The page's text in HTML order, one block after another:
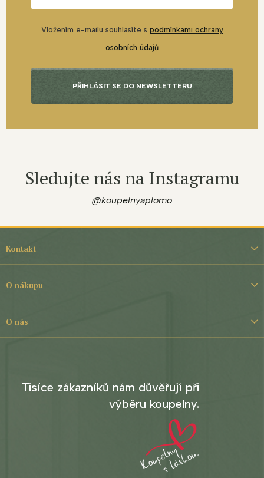
Vložením e-mailu souhlasíte s podmínkami ochrany
osobních údajů
PŘIHLÁSIT SE DO NEWSLETTERU
Sledujte nás na Instagramu
@koupelnyaplomo
í
Kontakt
O nákupu
O nás
Tisíce zákazníků nám důvěřují při
výběru koupelny.